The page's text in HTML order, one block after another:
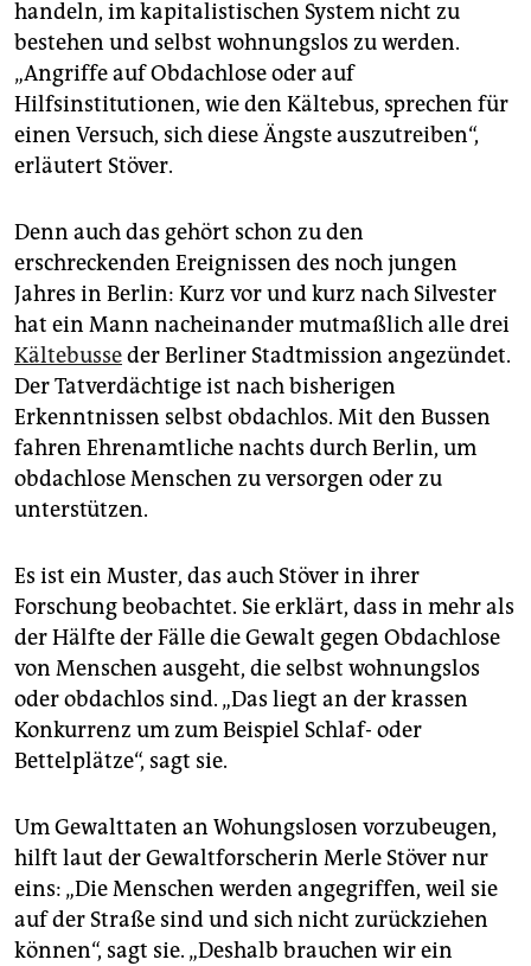
handeln, im kapitalistischen System nicht zu
bestehen und selbst wohnungslos zu werden.
„Angriffe auf Obdachlose oder auf
Hilfsinstitutionen, wie den Kältebus, sprechen für
einen Versuch, sich diese Ängste auszutreiben“,
erläutert Stöver.
Denn auch das gehört schon zu den
erschreckenden Ereignissen des noch jungen
Jahres in Berlin: Kurz vor und kurz nach Silvester
hat ein Mann nacheinander mutmaßlich alle drei
Kältebusseder Berliner Stadtmission angezündet.
Der Tatverdächtige ist nach bisherigen
Erkenntnissen selbst obdachlos. Mit den Bussen
fahren Ehrenamtliche nachts durch Berlin, um
obdachlose Menschen zu versorgen oder zu
unterstützen.
Es ist ein Muster, das auch Stöver in ihrer
Forschung beobachtet. Sie erklärt, dass in mehr als
der Hälfte der Fälle die Gewalt gegen Obdachlose
von Menschen ausgeht, die selbst wohnungslos
oder obdachlos sind. „Das liegt an der krassen
Konkurrenz um zum Beispiel Schlaf- oder
Bettelplätze“, sagt sie.
Um Gewalttaten an Wohungslosen vorzubeugen,
hilft laut der Gewaltforscherin Merle Stöver nur
eins: „Die Menschen werden angegriffen, weil sie
auf der Straße sind und sich nicht zurückziehen
können“, sagt sie. „Deshalb brauchen wir ein